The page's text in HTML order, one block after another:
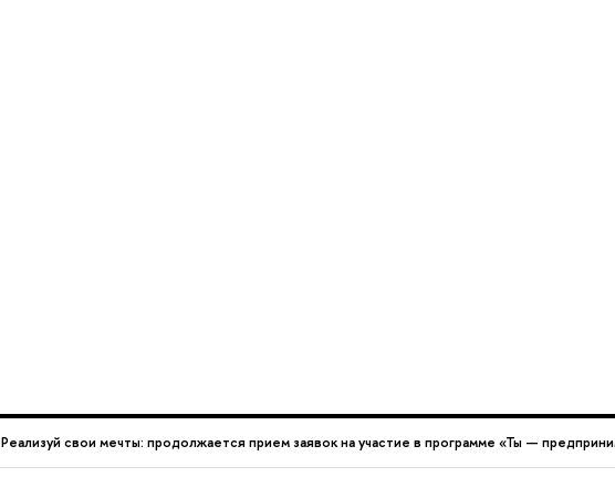
Реализуй свои мечты: продолжается прием заявок на участие в программе «Ты —